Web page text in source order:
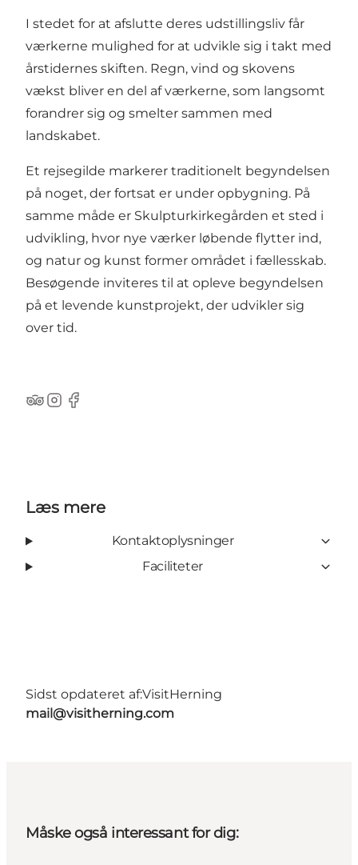
I stedet for at afslutte deres udstillingsliv får
værkerne mulighed for at udvikle sig i takt med
årstidernes skiften. Regn, vind og skovens
vækst bliver en del af værkerne, som langsomt
forandrer sig og smelter sammen med
landskabet.
Et rejsegilde markerer traditionelt begyndelsen
på noget, der fortsat er under opbygning. På
samme måde er Skulpturkirkegården et sted i
udvikling, hvor nye værker løbende flytter ind,
og natur og kunst former området i fællesskab.
Besøgende inviteres til at opleve begyndelsen
på et levende kunstprojekt, der udvikler sig
over tid.
Tripadvisor
Instagram
Facebook
Læs mere
Kontaktoplysninger
Faciliteter
Sidst opdateret af:VisitHerning
mail@visitherning.com
Måske også interessant for dig: